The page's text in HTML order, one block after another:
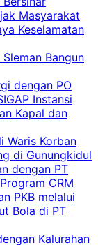
Masyarakat
Keselamatan
Bangun
dengan PO
Instansi
Kapal dan
Waris Korban
di Gunungkidul
dengan PT
CRM
PKB melalui
Bola di PT
Kalurahan